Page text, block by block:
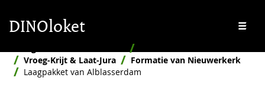
DINOloket
Vroeg-Krijt & Laat-Jura
Formatie van Nieuwerkerk
Laagpakket van Alblasserdam